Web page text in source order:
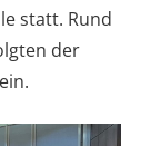
statt. Rund
der